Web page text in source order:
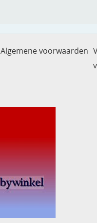
Algemene voorwaarden